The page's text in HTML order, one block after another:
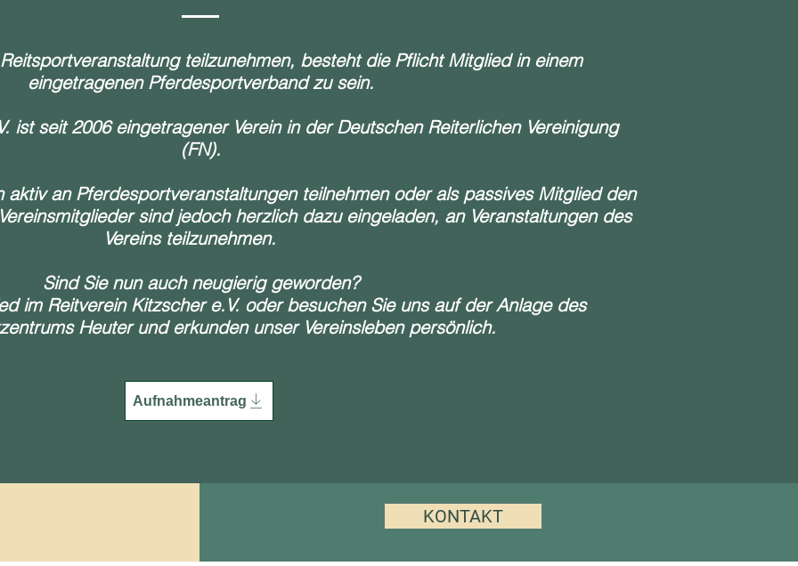
teilzunehmen, besteht die Pflicht Mitglied in einem
eingetragenen Pferdesportverband zu sein.
ist seit 2006 eingetragener Verein in der Deutschen Reiterlichen Vereinigung
(FN).
aktiv an Pferdesportveranstaltungen teilnehmen oder als passives Mitglied den
sind jedoch herzlich dazu eingeladen, an Veranstaltungen des
Vereins teilzunehmen.
Sind Sie nun auch neugierig geworden?
im Reitverein Kitzscher e.V. oder besuchen Sie uns auf der Anlage des
Heuter und erkunden unser Vereinsleben persönlich.
Aufnahmeantrag
KONTAKT